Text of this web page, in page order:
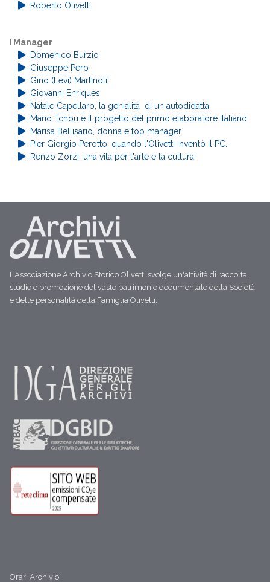
Roberto Olivetti
I Manager
Domenico Burzio
Giuseppe Pero
Gino (Levi) Martinoli
Giovanni Enriques
Natale Capellaro, la genialità di un autodidatta
Mario Tchou e il progetto del primo elaboratore italiano
Marisa Bellisario, donna e top manager
Pier Giorgio Perotto, quando l'Olivetti inventò il PC...
Renzo Zorzi, una vita per l'arte e la cultura
L'Associazione Archivio Storico Olivetti svolge un'attività di raccolta,
studio e promozione del vasto patrimonio documentale della Società
e delle personalità della Famiglia Olivetti.
Orari Archivio